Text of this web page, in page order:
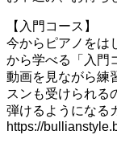
【入門コース】
今からピアノをは
から学べる「入門
動画を見ながら練
スンも受けられる
弾けるようになる
https://